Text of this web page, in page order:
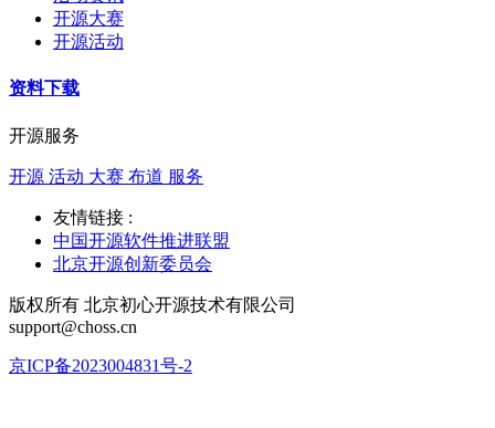
开源大赛
开源活动
资料下载
开源服务
开源 活动 大赛 布道 服务
友情链接 :
中国开源软件推进联盟
北京开源创新委员会
版权所有 北京初心开源技术有限公司
support@choss.cn
京ICP备2023004831号-2